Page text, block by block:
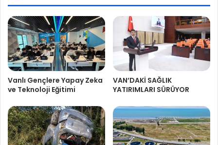
Vanlı Gençlere Yapay Zeka
ve Teknoloji Eğitimi
VAN’DAKİ SAĞLIK
YATIRIMLARI SÜRÜYOR